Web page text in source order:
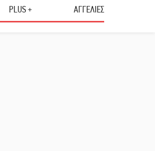
PLUS + ΑΓΓΕΛΙΕΣ